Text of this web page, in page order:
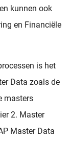
kunnen ook
en Financiële
is het
Data zoals de
masters
2. Master
Master Data